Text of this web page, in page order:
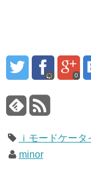
0
ｉモードケータ
minor